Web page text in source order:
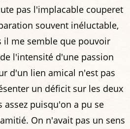
pas l'implacable couperet
souvent inéluctable,
il me semble que pouvoir
l'intensité d'une passion
d'un lien amical n'est pas
un déficit sur les deux
assez puisqu'on a pu se
On n'avait pas un sens